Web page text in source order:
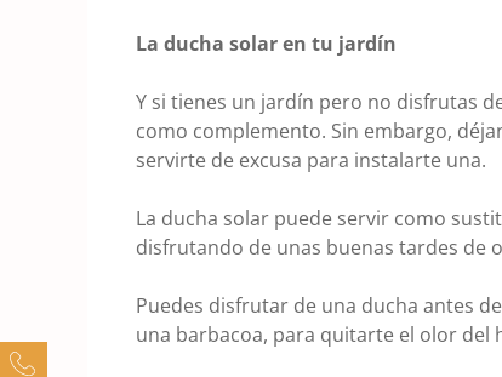
La ducha solar en tu jardín
Y si tienes un jardín pero no disfrutas
como complemento. Sin embargo,
servirte de excusa para instalarte una.
La ducha solar puede servir como
disfrutando de unas buenas tardes de
Puedes disfrutar de una ducha antes
una barbacoa, para quitarte el olor del